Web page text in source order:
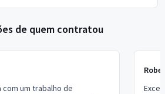
de quem contratou
um trabalho de